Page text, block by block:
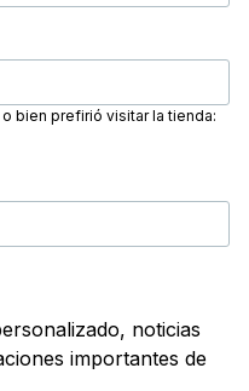
bien prefirió visitar la tienda:
noticias
importantes de